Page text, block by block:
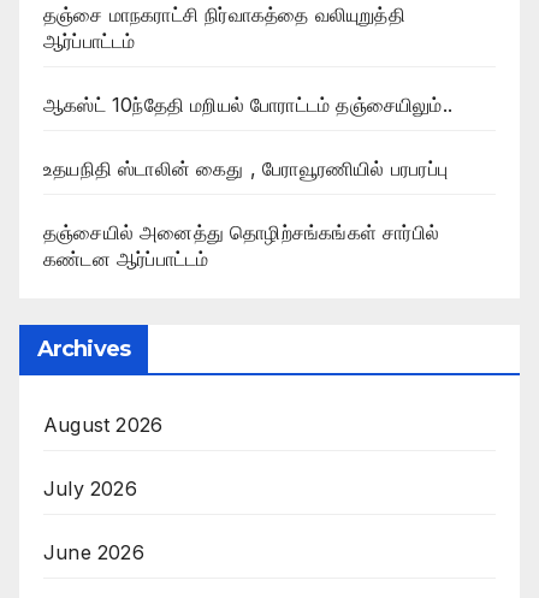
தஞ்சை மாநகராட்சி நிர்வாகத்தை வலியுறுத்தி
ஆர்ப்பாட்டம்
ஆகஸ்ட் 10ந்தேதி மறியல் போராட்டம் தஞ்சையிலும்..
உதயநிதி ஸ்டாலின் கைது , பேராவூரணியில் பரபரப்பு
தஞ்சையில் அனைத்து தொழிற்சங்கங்கள் சார்பில்
கண்டன ஆர்ப்பாட்டம்
Archives
August 2026
July 2026
June 2026